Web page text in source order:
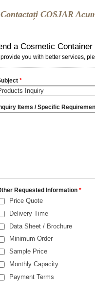
Contactați COSJAR